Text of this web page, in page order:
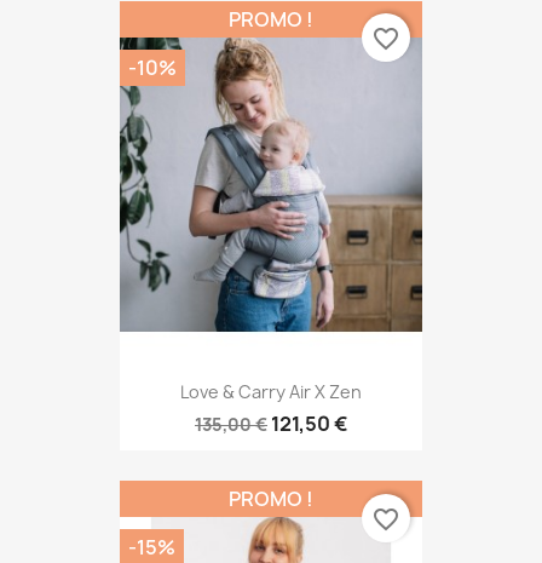
Love & Carry Air X Zen
135,00 € 121,50 €
PROMO !
-10%
favorite_border
PROMO !
-15%
favorite_border